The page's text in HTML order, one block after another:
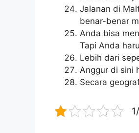
Jalanan di
benar-benar
Anda bisa
Tapi Anda
Lebih dari
Anggur di sini
Secara